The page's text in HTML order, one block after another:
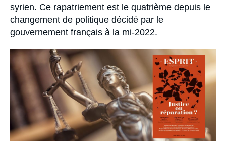
syrien. Ce rapatriement est le quatrième depuis le
changement de politique décidé par le
gouvernement français à la mi-2022.
Image
principale